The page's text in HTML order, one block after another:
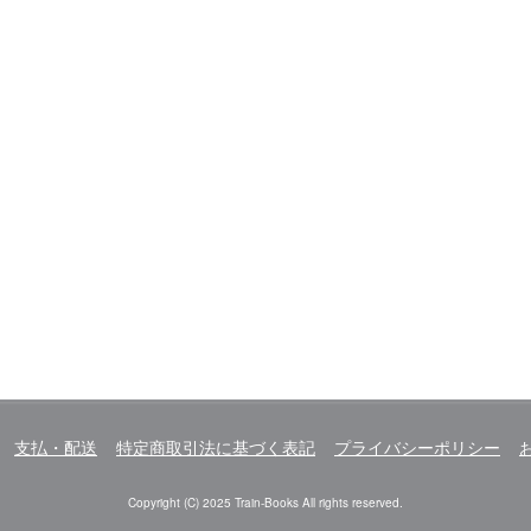
支払・配送 特定商取引法に基づく表記 プライバシーポリシー
Copyright (C) 2025 Train-Books All rights reserved.